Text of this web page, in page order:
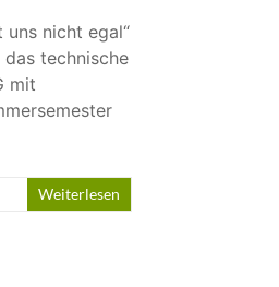
uns nicht egal“
technische
mit
Weiterlesen